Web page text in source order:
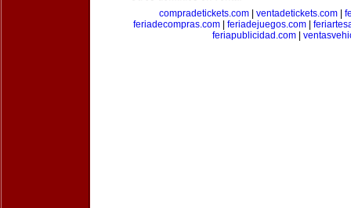
compradetickets.com| ventadetickets.com|
feriadecompras.com| feriadejuegos.com|
feriapublicidad.com